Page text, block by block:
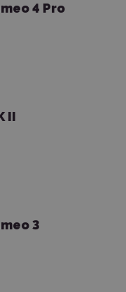
4 Pro
II
3